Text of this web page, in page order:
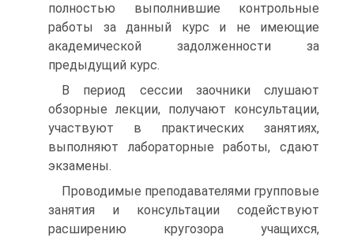
полностью выполнившие контрольные
работы за данный курс и не имеющие
академической задолженности за
предыдущий курс.
В период сессии заочники слушают
обзорные лекции, получают консультации,
участвуют в практических занятиях,
выполняют лабораторные работы, сдают
экзамены.
Проводимые преподавателями групповые
занятия и консультации содействуют
расширению кругозора учащихся,